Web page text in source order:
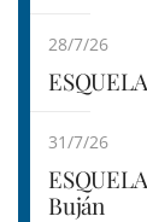
28/7/26
31/7/26
Buján